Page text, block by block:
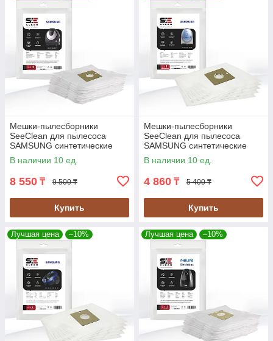
Мешки-пылесборники
SeeClean для пылесоса
SAMSUNG синтетические
12шт., 2 фильтра (SBHO-
SAMS-16)
В наличии 10 ед.
8 550 ₸ 9 500 ₸
Купить
Мешки-пылесборники
SeeClean для пылесоса
SAMSUNG синтетические
5шт., 1 фильтр (SBHO-SAMS-
06)
В наличии 10 ед.
4 860 ₸ 5 400 ₸
Купить
Лучшая цена –10% Лучшая цена –10%